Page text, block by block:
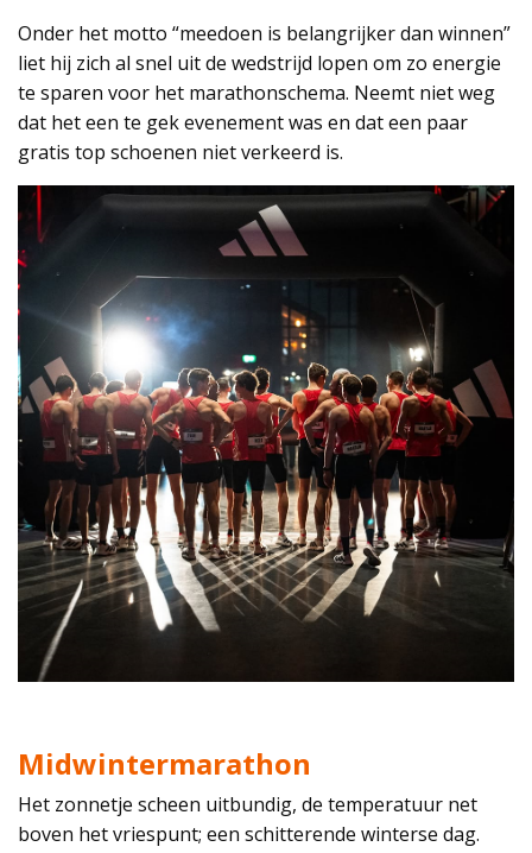
Onder het motto “meedoen is belangrijker dan winnen”
liet hij zich al snel uit de wedstrijd lopen om zo energie
te sparen voor het marathonschema. Neemt niet weg
dat het een te gek evenement was en dat een paar
gratis top schoenen niet verkeerd is.
Midwintermarathon
Het zonnetje scheen uitbundig, de temperatuur net
boven het vriespunt; een schitterende winterse dag.